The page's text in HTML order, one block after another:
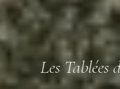
Les Tablées